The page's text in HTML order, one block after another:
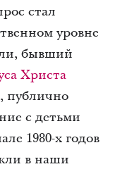
стал
уровне
бывший
Христа
, публично
с детьми
1980-х годов
в наши